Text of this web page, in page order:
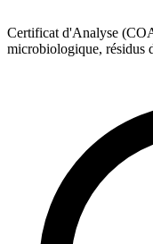
Certificat d'Analyse
microbiologique, résidus